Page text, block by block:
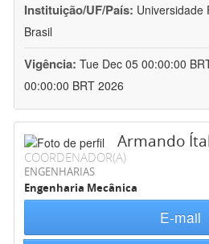
Instituição/UF/País: Universidade
Brasil
Vigência: Tue Dec 05 00:00:00
00:00:00 BRT 2026
Armando
COORDENADOR(A)
ENGENHARIAS
Engenharia Mecânica
E-mail